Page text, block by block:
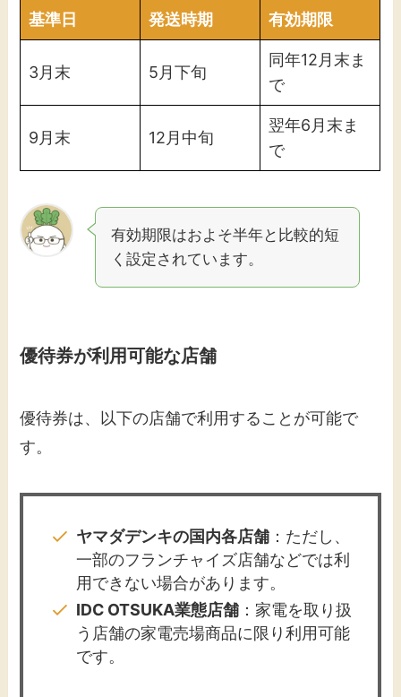
基準日 発送時期 有効期限
3月末 5月下旬
同年12月末ま
で
9月末 12月中旬
翌年6月末ま
で
有効期限はおよそ半年と比較的短
く設定されています。
優待券が利用可能な店舗
優待券は、以下の店舗で利用することが可能で
す。​
ヤマダデンキの国内各店舗：​ただし、
一部のフランチャイズ店舗などでは利
用できない場合があります。​
IDC OTSUKA業態店舗：​家電を取り扱
う店舗の家電売場商品に限り利用可能
です。​